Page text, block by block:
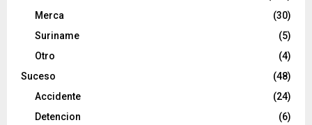
Merca
(30)
Suriname
(5)
Otro
(4)
Suceso
(48)
Accidente
(24)
Detencion
(6)